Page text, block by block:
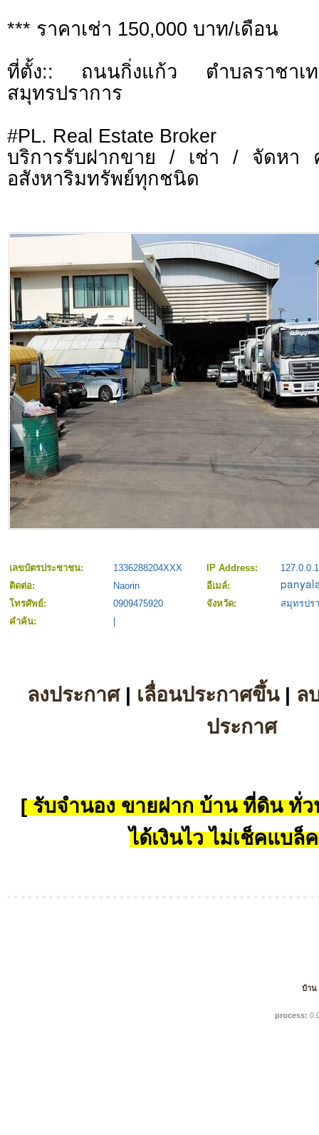
*** ราคาเช่า 150,000 บาท/เดือน
ที่ตั้ง:: ถนนกิ่งแก้ว ตําบลราชาเ
สมุทรปราการ
#PL. Real Estate Broker
บริการรับฝากขาย / เช่า / จัดห
อสังหาริมทรัพย์ทุกชนิด
เลขบัตรประชาชน: 1336288204XXX IP Address:
127.0.0.1
ติดต่อ:
Naorin
อีเมล์:
โทรศัพย์:
0909475920 จังหวัด:
สมุทรปร
คำค้น:
ลงประกาศ| เลื่อนประกาศขึ้น| ล
ประกาศ
[ รับจำนอง ขายฝาก บ้าน ที่ดิน ทั่ว
ได้เงินไว ไม่เช็คแบล็
บ้าน
process: